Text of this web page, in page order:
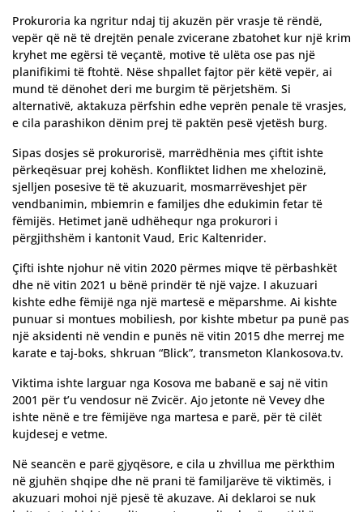
Prokuroria ka ngritur ndaj tij akuzën për vrasje të rëndë,
vepër që në të drejtën penale zvicerane zbatohet kur një krim
kryhet me egërsi të veçantë, motive të ulëta ose pas një
planifikimi të ftohtë. Nëse shpallet fajtor për këtë vepër, ai
mund të dënohet deri me burgim të përjetshëm. Si
alternativë, aktakuza përfshin edhe veprën penale të vrasjes,
e cila parashikon dënim prej të paktën pesë vjetësh burg.
Sipas dosjes së prokurorisë, marrëdhënia mes çiftit ishte
përkeqësuar prej kohësh. Konfliktet lidhen me xhelozinë,
sjelljen posesive të të akuzuarit, mosmarrëveshjet për
vendbanimin, mbiemrin e familjes dhe edukimin fetar të
fëmijës. Hetimet janë udhëhequr nga prokurori i
përgjithshëm i kantonit Vaud, Eric Kaltenrider.
Çifti ishte njohur në vitin 2020 përmes miqve të përbashkët
dhe në vitin 2021 u bënë prindër të një vajze. I akuzuari
kishte edhe fëmijë nga një martesë e mëparshme. Ai kishte
punuar si montues mobiliesh, por kishte mbetur pa punë pas
një aksidenti në vendin e punës në vitin 2015 dhe merrej me
karate e taj-boks, shkruan “Blick”, transmeton Klankosova.tv.
Viktima ishte larguar nga Kosova me babanë e saj në vitin
2001 për t’u vendosur në Zvicër. Ajo jetonte në Vevey dhe
ishte nënë e tre fëmijëve nga martesa e parë, për të cilët
kujdesej e vetme.
Në seancën e parë gjyqësore, e cila u zhvillua me përkthim
në gjuhën shqipe dhe në prani të familjarëve të viktimës, i
akuzuari mohoi një pjesë të akuzave. Ai deklaroi se nuk